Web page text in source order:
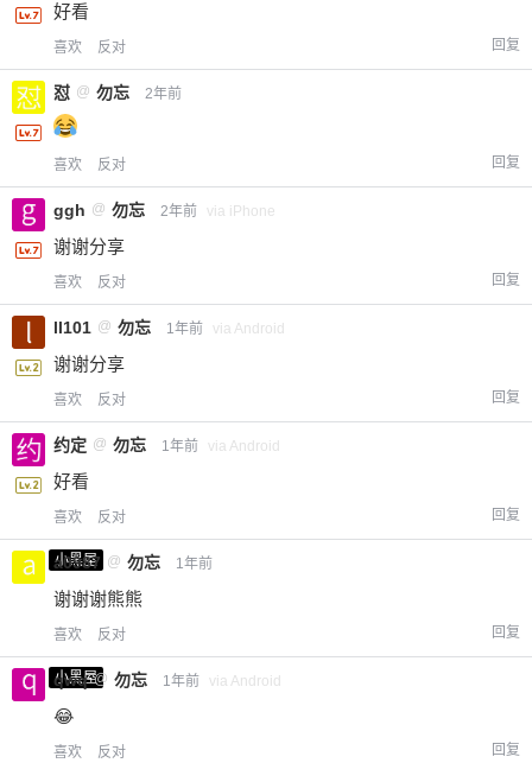
好看
喜欢 反对 回复
怼 @ 勿忘 2年前
喜欢 反对 回复
ggh @ 勿忘 2年前 via iPhone
谢谢分享
喜欢 反对 回复
ll101 @ 勿忘 1年前 via Android
谢谢分享
喜欢 反对 回复
约定 @ 勿忘 1年前 via Android
好看
喜欢 反对 回复
小黑屋
a0987 @ 勿忘 1年前
谢谢谢熊熊
喜欢 反对 回复
小黑屋
qwq @ 勿忘 1年前 via Android
😂
喜欢 反对 回复